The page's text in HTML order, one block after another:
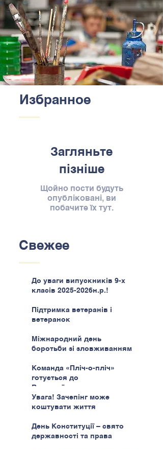
Избранное
Загляньте
пізніше
Щойно пости будуть
опубліковані, ви
побачите їх тут.
Свежее
До уваги випускників 9-х
класів 2025-2026н.р.!
Підтримка ветеранів і
ветеранок
Міжнародний день
боротьби зі зловживанням
Команда «Пліч-о-пліч»
готується до
Всеукраїнського етапу
Увага! Зачепінг може
коштувати життя
День Конституції – свято
державності та права